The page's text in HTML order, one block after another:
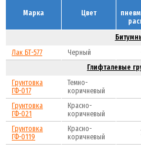
Марка Цвет
Лак БТ-577
Черный
Глифталевые
Грунтовка
ГФ-017
Темно-
коричневый
Грунтовка
ГФ-021
Красно-
коричневый
Грунтовка
ГФ-0119
Красно-
коричневый